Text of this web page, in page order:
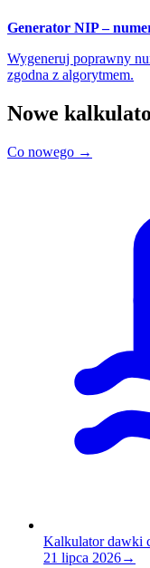
Generator NIP –
Wygeneruj poprawny
zgodna z algorytmem.
Nowe
Co nowego →
Kalkulator dawki
21 lipca 2026→